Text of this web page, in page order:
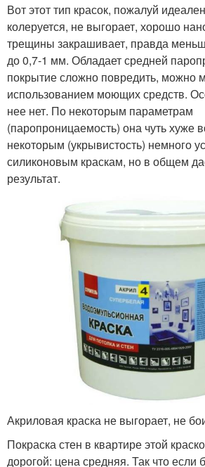
Вот этот тип красок, пожалуй
колеруется, не выгорает, хорошо
трещины закрашивает, правда
до 0,7-1 мм. Обладает средней
покрытие сложно повредить, можно
использованием моющих средств.
нее нет. По некоторым параметрам
(паропроницаемость) она чуть хуже
некоторым (укрывистость) немного
силиконовым краскам, но в общем
результат.
Акриловая краска не выгорает, не
Покраска стен в квартире этой
дорогой: цена средняя. Так что если